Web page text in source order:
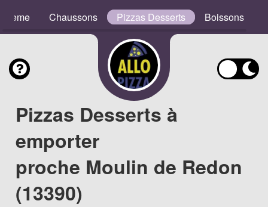
Chaussons Pizzas Desserts Boissons
Pizzas Desserts à
emporter
proche Moulin de Redon
(13390)